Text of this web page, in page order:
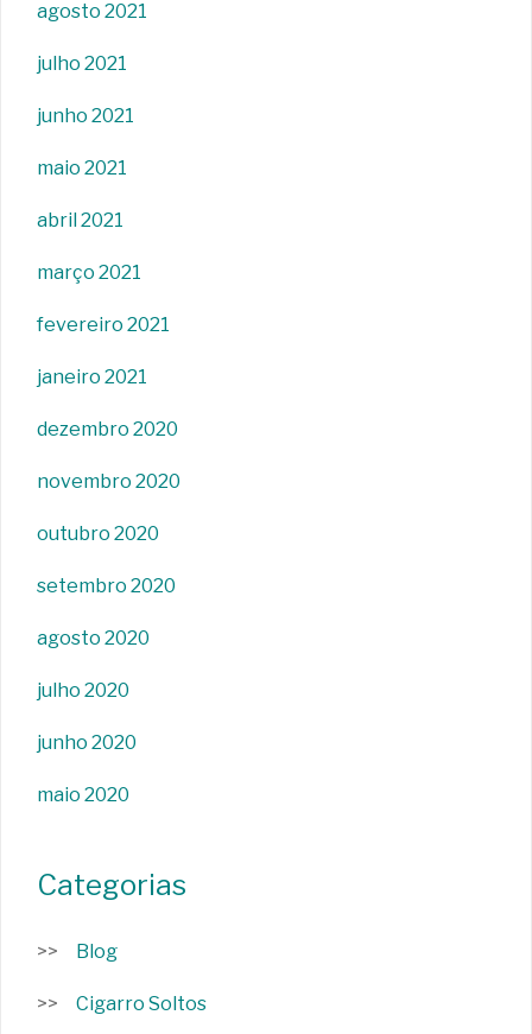
agosto 2021
julho 2021
junho 2021
maio 2021
abril 2021
março 2021
fevereiro 2021
janeiro 2021
dezembro 2020
novembro 2020
outubro 2020
setembro 2020
agosto 2020
julho 2020
junho 2020
maio 2020
Categorias
Blog
Cigarro Soltos